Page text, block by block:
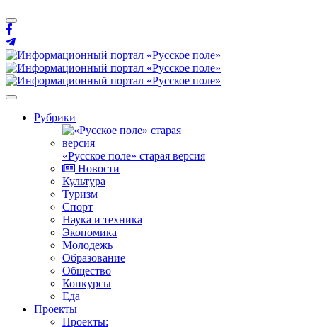
Рубрики
«Русское поле» старая версия
Новости
Культура
Туризм
Спорт
Наука и техника
Экономика
Молодежь
Образование
Общество
Конкурсы
Еда
Проекты
Проекты: